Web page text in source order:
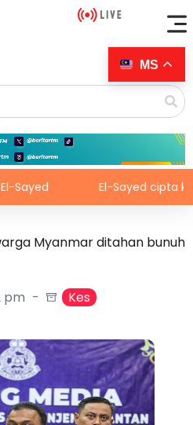
El-Sayed cipta
Myanmar ditahan bunuh
pm
Kes
MS